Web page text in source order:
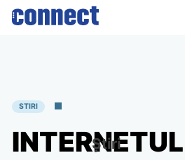
Skip
STIRI
INTERNETUL
Știri